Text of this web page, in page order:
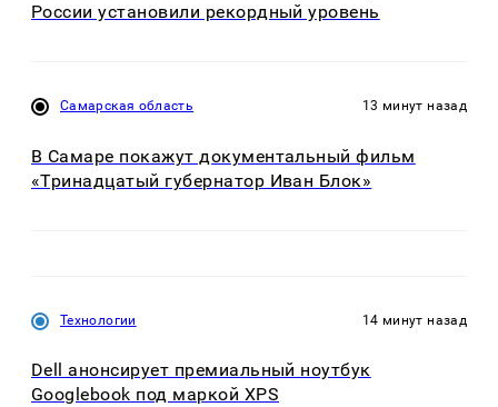
России установили рекордный уровень
Самарская область 13 минут назад
В Самаре покажут документальный фильм
«Тринадцатый губернатор Иван Блок»
Технологии 14 минут назад
Dell анонсирует премиальный ноутбук
Googlebook под маркой XPS